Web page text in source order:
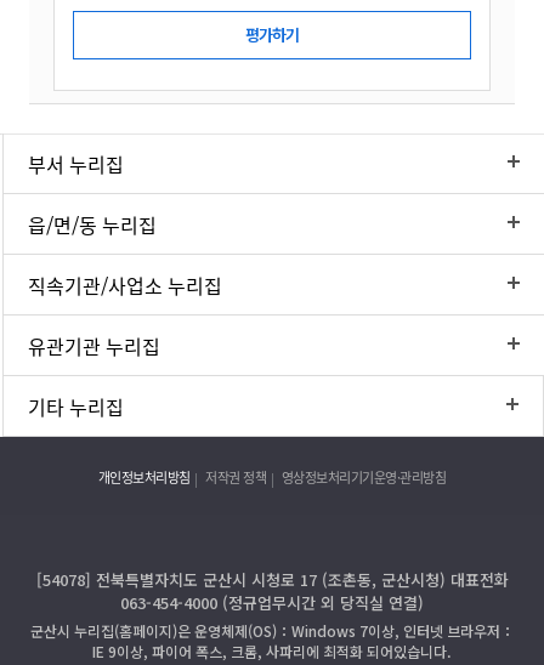
부서 누리집
읍/면/동 누리집
직속기관/사업소 누리집
유관기관 누리집
기타 누리집
개인정보처리방침 저작권 정책 영상정보처리기기운영·관리방침
[54078] 전북특별자치도 군산시 시청로 17 (조촌동, 군산시청) 대표전화
063-454-4000 (정규업무시간 외 당직실 연결)
군산시 누리집(홈페이지)은 운영체제(OS)：Windows 7이상, 인터넷 브라우저：
IE 9이상, 파이어 폭스, 크롬, 사파리에 최적화 되어있습니다.